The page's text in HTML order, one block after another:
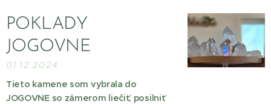
POKLADY
JOGOVNE
01.12.2024
Tieto kamene som vybrala do
JOGOVNE so zámerom liečiť, posilniť